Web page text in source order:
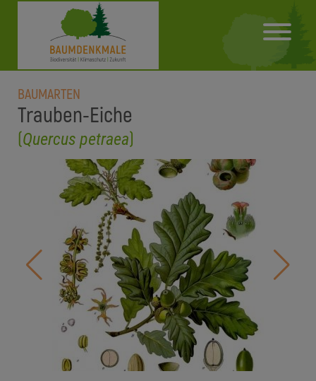
BAUMARTEN
Trauben-Eiche
(Quercus petraea)